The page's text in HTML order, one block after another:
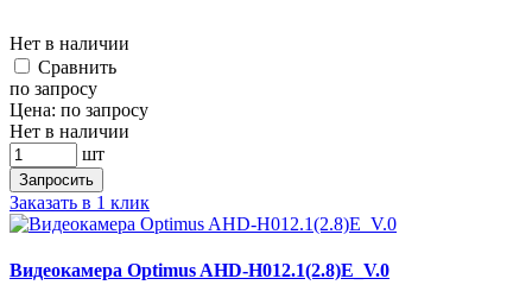
Нет в наличии
Cравнить
по запросу
Цена: по запросу
Нет в наличии
шт
Запросить
Заказать в 1 клик
Видеокамера Optimus AHD-H012.1(2.8)E_V.0